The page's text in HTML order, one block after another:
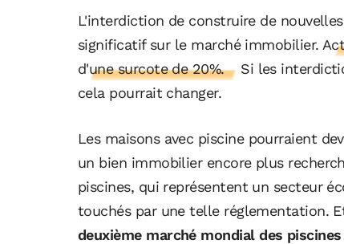
L'interdiction de construire de
significatif sur le marché immobilier.
d'une surcote de 20%.
Si les
cela pourrait changer.
Les maisons avec piscine pourraient
un bien immobilier encore plus
piscines, qui représentent un secteur
touchés par une telle réglementation.
deuxième marché mondial des